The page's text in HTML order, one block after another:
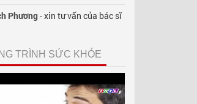
Phương- xin tư vấn của bác sĩ
TRÌNH SỨC KHỎE